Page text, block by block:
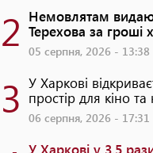
2 Немовлятам
Терехова за гроші
05 серпня, 2026 - 13:38
3 У Харкові
простір для кіно та
06 серпня, 2026 - 17:31
У Харкові у 3,5